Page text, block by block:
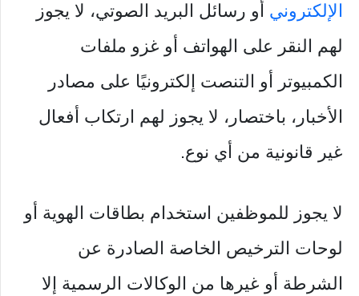
الإلكتروني أو رسائل البريد الصوتي، لا يجوز
لهم النقر على الهواتف أو غزو ملفات
الكمبيوتر أو التنصت إلكترونيًا على مصادر
الأخبار، باختصار، لا يجوز لهم ارتكاب أفعال
غير قانونية من أي نوع.
لا يجوز للموظفين استخدام بطاقات الهوية أو
لوحات الترخيص الخاصة الصادرة عن
الشرطة أو غيرها من الوكالات الرسمية إلا